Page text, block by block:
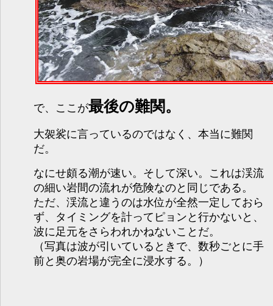
で、ここが最後の難関。
大袈裟に言っているのではなく、本当に難関
だ。
なにせ頗る潮が速い。そして深い。これは渓流
の細い岩間の流れが危険なのと同じである。
ただ、渓流と違うのは水位が全然一定しておら
ず、タイミングを計ってピョンと行かないと、
波に足元をさらわれかねないことだ。
（写真は波が引いているときで、数秒ごとに手
前と奥の岩場が完全に浸水する。）